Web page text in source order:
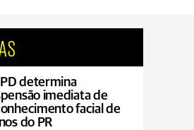
determina
imediata de
facial de
do PR